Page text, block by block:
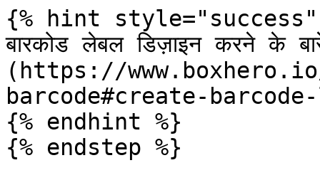
{% hint style="success"
बारकोड लेबल डिज़ाइन करने के
(https://
barcode#create-
{% endhint %}
{% endstep %}